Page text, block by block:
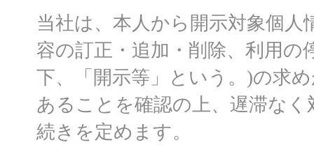
当社は、本人から開示対象個
容の訂正・追加・削除、利用の
下、「開示等」という。)の求
あることを確認の上、遅滞な
続きを定めます。